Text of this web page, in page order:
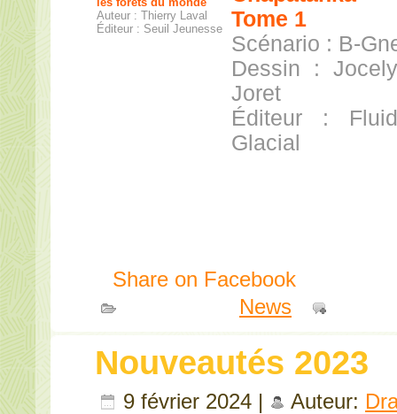
Auteur : Thierry Laval
Éditeur : Seuil Jeunesse
Tome 1
Scénario : B-
Dessin :
Joret
Éditeur :
Glacial
Share on Facebook
News
Nouveautés 2023
9 février 2024 | Auteur: